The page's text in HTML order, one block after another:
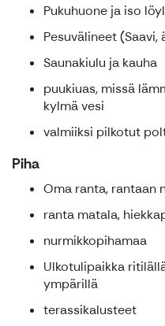
Pukuhuone ja iso
Pesuvälineet
Saunakiulu ja kauha
puukiuas, missä
kylmä vesi
valmiiksi pilkotut
Piha
Oma ranta, rantaan
ranta matala,
nurmikkopihamaa
Ulkotulipaikka
ympärillä
terassikalusteet